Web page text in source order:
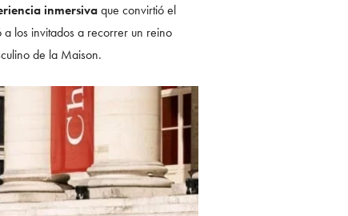
inmersivaque convirtió el
a los invitados a recorrer un reino
de la Maison.